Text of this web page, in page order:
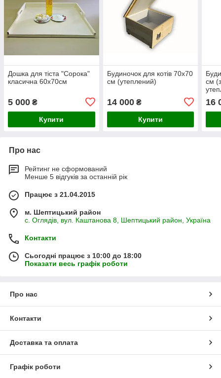
Дошка для тіста "Сорока"
класична 60х70см
5 000 ₴
Купити
Будиночок для котів 70х70
см (утеплений)
14 000₴
Купити
см
16
Про нас
Рейтинг не сформований
Менше 5 відгуків за останній рік
Працює з 21.04.2015
м. Шептицький район
с. Оглядів, вул. Каштанова 8, Шептицький район, Україна
Контакти
Сьогодні працює з 10:00 до 18:00
Показати весь графік роботи
Про нас
Контакти
Доставка та оплата
Графік роботи